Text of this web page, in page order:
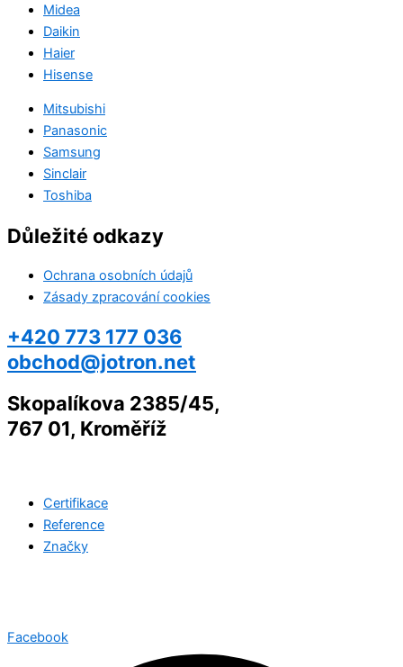
Midea
Daikin
Haier
Hisense
Mitsubishi
Panasonic
Samsung
Sinclair
Toshiba
Důležité odkazy
Ochrana osobních údajů
Zásady zpracování cookies
+420 773 177 036
obchod@jotron.net
Skopalíkova 2385/45,
767 01, Kroměříž
Certifikace
Reference
Značky
Facebook